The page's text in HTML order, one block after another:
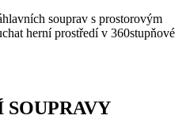
souprav s prostorovým
herní prostředí v 360stupňové